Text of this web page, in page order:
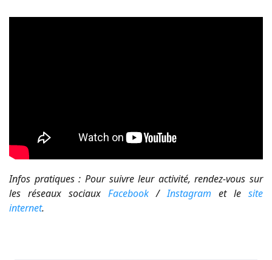
Infos pratiques : Pour suivre leur activité, rendez-vous sur
les réseaux sociaux Facebook /Instagram et le site
internet.